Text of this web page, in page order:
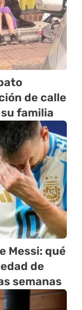
de calle
familia
Messi: qué
de
semanas